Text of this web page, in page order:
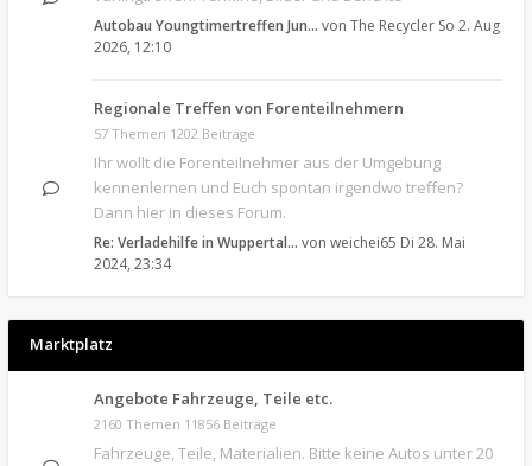
Autobau Youngtimertreffen Jun… von The Recycler So 2. Aug
2026, 12:10
Regionale Treffen von Forenteilnehmern
57 Themen 1202 Beiträge
Ihr wollt die Forenteilnehmer aus der Umgebung
kennenlernen und Euch spontan irgendwo treffen?
Dann hier in dieses Forum.
Re: Verladehilfe in Wuppertal… von weichei65 Di 28. Mai
2024, 23:34
Marktplatz
Angebote Fahrzeuge, Teile etc.
2160 Themen 11856 Beiträge
Fahrzeuge, Teile, Materialien. Bitte keine Autos unter 20